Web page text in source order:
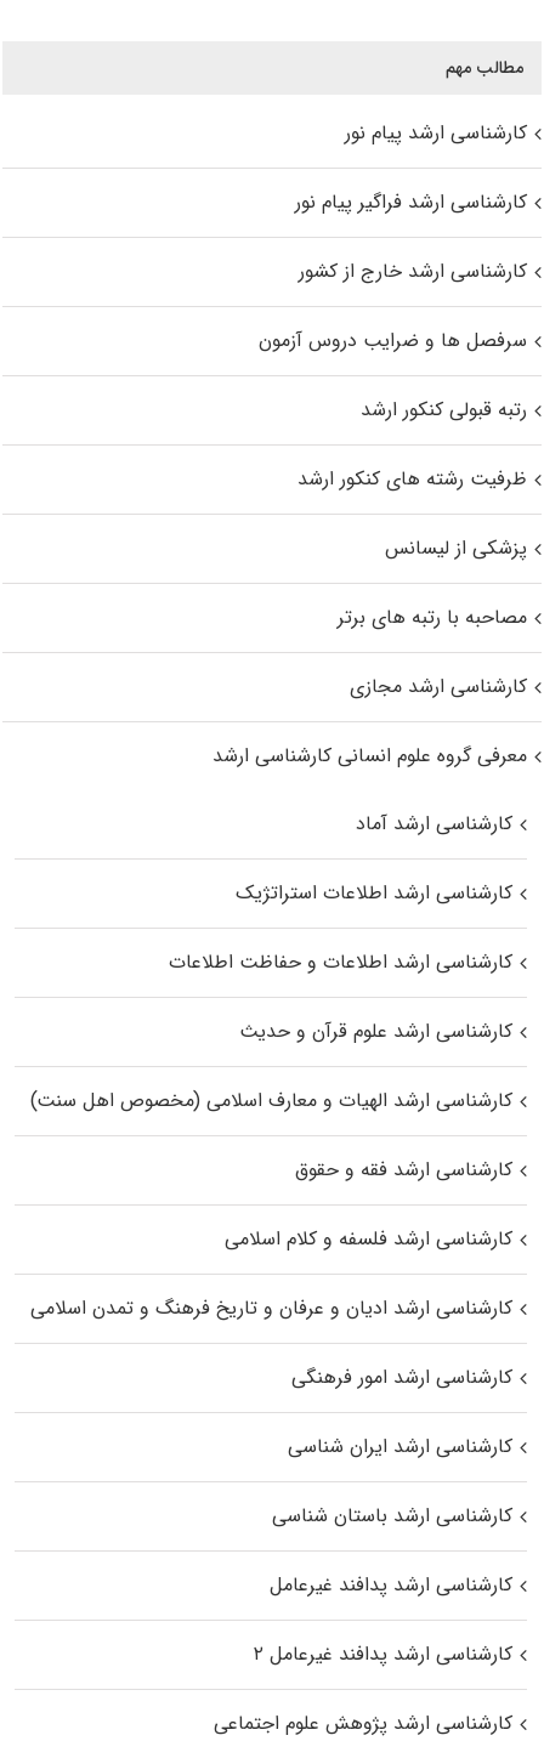
مطالب مهم
کارشناسی ارشد پیام نور
کارشناسی ارشد فراگیر پیام نور
کارشناسی ارشد خارج از کشور
سرفصل ها و ضرایب دروس آزمون
رتبه قبولی کنکور ارشد
ظرفیت رشته های کنکور ارشد
پزشکی از لیسانس
مصاحبه با رتبه های برتر
کارشناسی ارشد مجازی
معرفی گروه علوم انسانی کارشناسی ارشد
کارشناسی ارشد آماد
کارشناسی ارشد اطلاعات استراتژیک
کارشناسی ارشد اطلاعات و حفاظت اطلاعات
کارشناسی ارشد علوم قرآن و حدیث
کارشناسی ارشد الهیات و معارف اسلامی (مخصوص اهل سنت)
کارشناسی ارشد فقه و حقوق
کارشناسی ارشد فلسفه و کلام اسلامی
کارشناسی ارشد ادیان و عرفان و تاریخ فرهنگ و تمدن اسلامی
کارشناسی ارشد امور فرهنگی
کارشناسی ارشد ایران شناسی
کارشناسی ارشد باستان شناسی
کارشناسی ارشد پدافند غیرعامل
کارشناسی ارشد پدافند غیرعامل ۲
کارشناسی ارشد پژوهش علوم اجتماعی